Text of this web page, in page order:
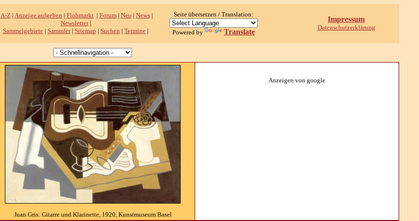
A-Z| Anzeige aufgeben | Flohmarkt| Forum| Neu | News|
Newsletter|
Sammelgebiete | Sammler| Sitemap | Suchen | Termine |
Seite übersetzen / Translation:
Powered by Translate
Impressum
Datenschutzerklärung
Juan Gris: Gitarre und Klarinette, 1920, Kunstmuseum Basel
Anzeigen von google